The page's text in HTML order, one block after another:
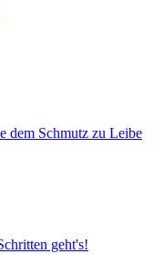
dem Schmutz zu Leibe
geht's!